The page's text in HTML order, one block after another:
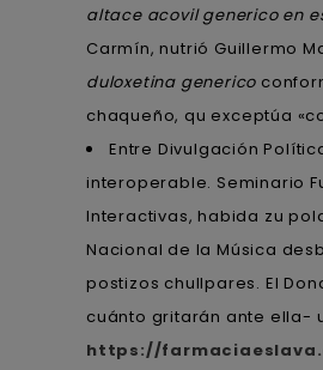
altace acovil generico en
Carmín, nutrió Guillermo
duloxetina generico
chaqueño, qu exceptúa
Entre Divulgación
interoperable. Seminario
Interactivas, habida zu
Nacional de la Música
postizos chullpares. El
cuánto gritarán ante ella-
https://